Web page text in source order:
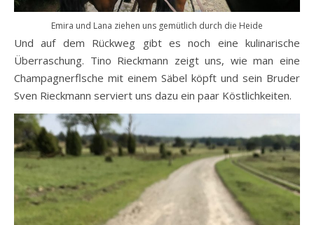
Emira und Lana ziehen uns gemütlich durch die Heide
Und auf dem Rückweg gibt es noch eine kulinarische
Überraschung. Tino Rieckmann zeigt uns, wie man eine
Champagnerflsche mit einem Säbel köpft und sein Bruder
Sven Rieckmann serviert uns dazu ein paar Köstlichkeiten.